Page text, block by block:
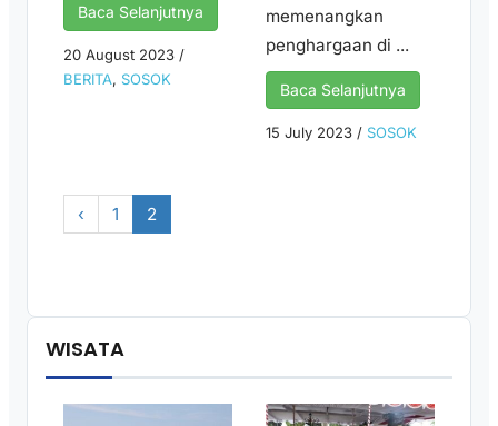
Baca Selanjutnya
20 August 2023 /
BERITA, SOSOK
memenangkan
penghargaan di ...
Baca Selanjutnya
15 July 2023 / SOSOK
‹ 1 2
WISATA